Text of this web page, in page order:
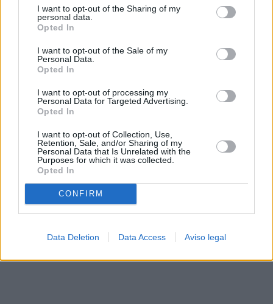
de su consentimiento, pero usted tiene el derecho de
rechazar tal procesamiento. Sus preferencias se aplicarán
cualquier momento entrando de nuevo en este sitio web o
visitando nuestra política de privacidad.
I want to opt-out of the Sharing of my
personal data.
Opted In
I want to opt-out of the Sale of my
Personal Data.
Opted In
I want to opt-out of processing my
Personal Data for Targeted Advertising.
Opted In
I want to opt-out of Collection, Use,
Retention, Sale, and/or Sharing of my
Personal Data that Is Unrelated with the
Purposes for which it was collected.
Opted In
CONFIRM
Data Deletion Data Access Aviso legal